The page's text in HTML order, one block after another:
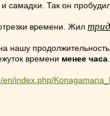
самадхи. Так он
времени. Жил
нашу
времени менее часа
index.php/